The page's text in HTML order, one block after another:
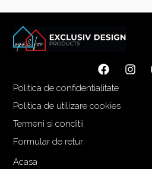
Politica de confidentialitate
Politica de utilizare cookies
Termeni si conditii
Formular de retur
Acasa